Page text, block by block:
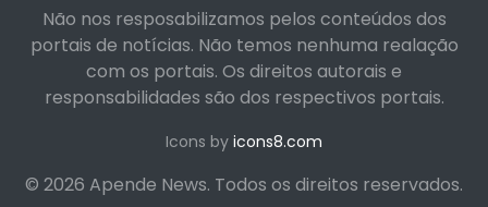
Não nos resposabilizamos pelos conteúdos dos
portais de notícias. Não temos nenhuma realação
com os portais. Os direitos autorais e
responsabilidades são dos respectivos portais.
Icons by icons8.com
© 2026 Apende News. Todos os direitos reservados.